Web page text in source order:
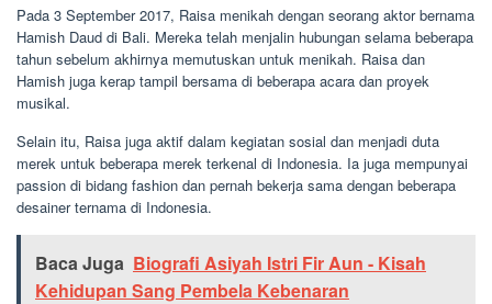
Pada 3 September 2017, Raisa menikah dengan seorang aktor bernama
Hamish Daud di Bali. Mereka telah menjalin hubungan selama beberapa
tahun sebelum akhirnya memutuskan untuk menikah. Raisa dan
Hamish juga kerap tampil bersama di beberapa acara dan proyek
musikal.
Selain itu, Raisa juga aktif dalam kegiatan sosial dan menjadi duta
merek untuk beberapa merek terkenal di Indonesia. Ia juga mempunyai
passion di bidang fashion dan pernah bekerja sama dengan beberapa
desainer ternama di Indonesia.
Baca Juga Biografi Asiyah Istri Fir Aun - Kisah
Kehidupan Sang Pembela Kebenaran